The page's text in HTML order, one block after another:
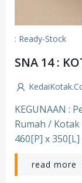
: Ready-Stock
SNA 14 :
KEGUNAAN :
Rumah /
460[P] x
read more